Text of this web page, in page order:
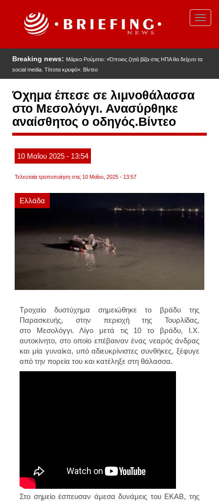
Breaking news: Μάρκο Ρούμπιο: «Όποιος ζητά βίζα στις ΗΠΑ θα δείχνει τα
social media. Τίποτα κρυφό». Βίντεο
Όχημα έπεσε σε λιμνοθάλασσα
στο Μεσολόγγι. Ανασύρθηκε
αναίσθητος ο οδηγός.Βίντεο
10 Μαΐου 2025 - 13:54
Τελευταία τροποποίηση στις 10 Μαΐου, 2025 - 13:57
Ελλάδα
Τροχαίο δυστύχημα σημειώθηκε το βράδυ της
Παρασκευής, στην περιοχή της Τουρλίδας,
στο Μεσολόγγι. Λίγο μετά τις 10 το βράδυ, Ι.Χ.
αυτοκίνητο, στο οποίο επέβαιναν ένας νεαρός άνδρας
και μία γυναίκα, υπό αδιευκρίνιστες συνθήκες, ξέφυγε
από την πορεία του και κατέληξε στη θάλασσα.
Στο σημείο έσπευσαν άμεσα δυνάμεις του ΕΚΑΒ, της